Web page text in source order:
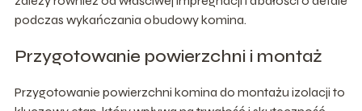
podczas wykańczania obudowy komina.
Przygotowanie powierzchni i montaż
Przygotowanie powierzchni komina do montażu izolacji to